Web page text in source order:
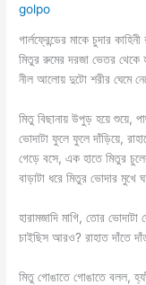
golpo
গার্লফ্রেন্ডের মাকে চুদার
মিতুর রুমের দরজা ভেতর
নীল আলোয় দুটো শরীর
মিতু বিছানায় উপুড় হয়ে শুয়ে,
ভোদাটা ফুলে ফুলে দাঁড়িয়ে,
গেড়ে বসে, এক হাতে মিতুর
বাড়াটা ধরে মিতুর ভোদার মুখে
হারামজাদি মাগি, তোর
চাইছিস আরও? রাহাত দাঁতে
মিতু গোঙাতে গোঙাতে বলল,